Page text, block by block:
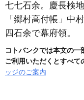
七七石余。慶長検
「郷村高付帳」中
四石余で幕府領。
コトバンクでは本文の
ご利用いただくとすべて
ッジのご案内